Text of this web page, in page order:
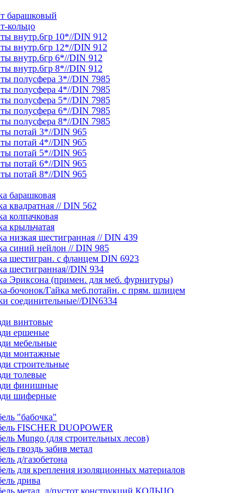
барашковый
кольцо
внутр.6гр 10*//DIN 912
внутр.6гр 12*//DIN 912
внутр.6гр 6*//DIN 912
внутр.6гр 8*//DIN 912
полусфера 3*//DIN 7985
полусфера 4*//DIN 7985
полусфера 5*//DIN 7985
полусфера 6*//DIN 7985
полусфера 8*//DIN 7985
потай 3*//DIN 965
потай 4*//DIN 965
потай 5*//DIN 965
потай 6*//DIN 965
потай 8*//DIN 965
барашковая
квадратная // DIN 562
колпачковая
крыльчатая
низкая шестигранная // DIN 439
синий нейлон // DIN 985
шестигран. с фланцем DIN 6923
шестигранная//DIN 934
Эриксона (примен. для меб. фурнитуры)
бочонок/Гайка меб.потайн. с прям. шлицем
соединительные//DIN6334
винтовые
ершеные
мебельные
монтажные
строительные
толевые
финишные
шиферные
"бабочка"
FISCHER DUOPOWER
Mungo (для строительных лесов)
гвоздь забив метал
д/газобетона
для крепления изоляционных материалов
дрива
метал. д/пустот конструкций КОЛЬЦО